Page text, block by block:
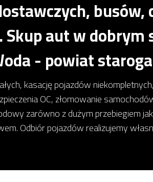
busów,
aut w dobrym
- powiat
kasację pojazdów
OC, złomowanie
zarówno z dużym przebiegiem
Odbiór pojazdów realizujemy